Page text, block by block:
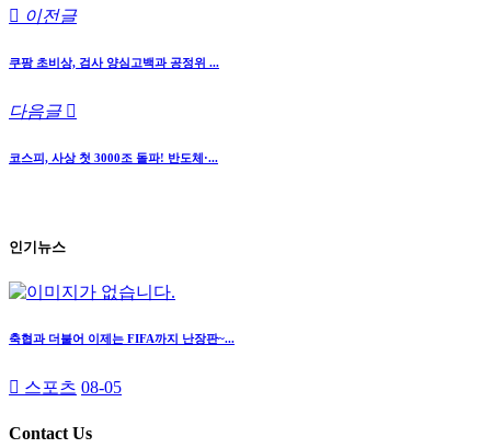
이전글
쿠팡 초비상, 검사 양심고백과 공정위 ...
다음글
코스피, 사상 첫 3000조 돌파! 반도체·...
인기뉴스
축협과 더불어 이제는 FIFA까지 난장판~...
스포츠 08-05
Contact Us